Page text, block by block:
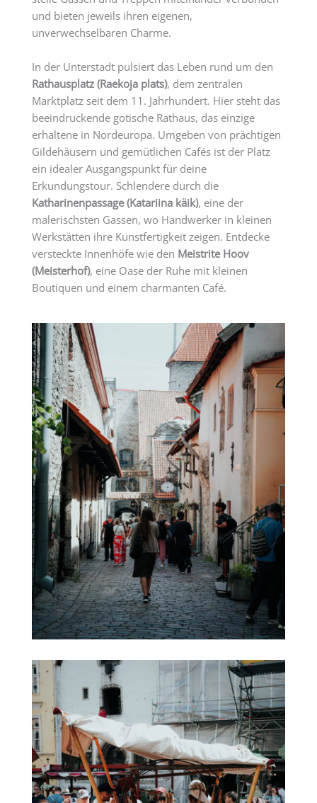
und bieten jeweils ihren eigenen,
unverwechselbaren Charme.
In der Unterstadt pulsiert das Leben rund um den
Rathausplatz (Raekoja plats), dem zentralen
Marktplatz seit dem 11. Jahrhundert. Hier steht das
beeindruckende gotische Rathaus, das einzige
erhaltene in Nordeuropa. Umgeben von prächtigen
Gildehäusern und gemütlichen Cafés ist der Platz
ein idealer Ausgangspunkt für deine
Erkundungstour. Schlendere durch die
Katharinenpassage (Katariina käik), eine der
malerischsten Gassen, wo Handwerker in kleinen
Werkstätten ihre Kunstfertigkeit zeigen. Entdecke
versteckte Innenhöfe wie den Meistrite Hoov
(Meisterhof), eine Oase der Ruhe mit kleinen
Boutiquen und einem charmanten Café.